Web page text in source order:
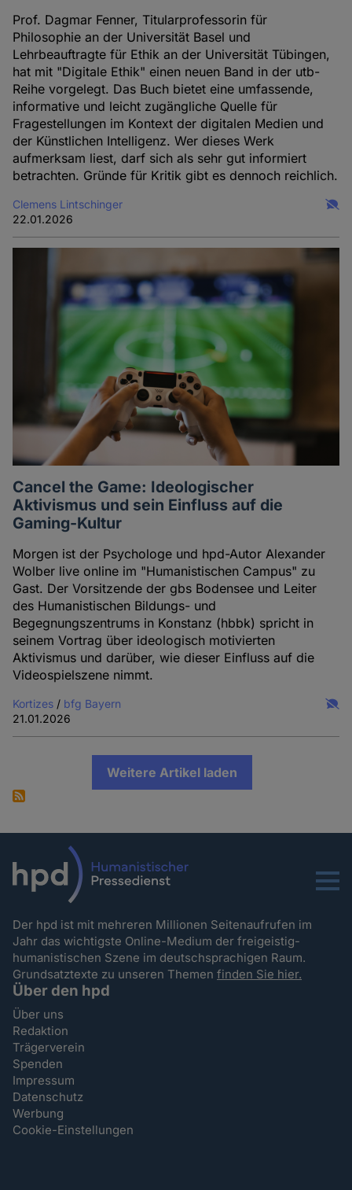
Prof. Dagmar Fenner, Titularprofessorin für
Philosophie an der Universität Basel und
Lehrbeauftragte für Ethik an der Universität Tübingen,
hat mit "Digitale Ethik" einen neuen Band in der utb-
Reihe vorgelegt. Das Buch bietet eine umfassende,
informative und leicht zugängliche Quelle für
Fragestellungen im Kontext der digitalen Medien und
der Künstlichen Intelligenz. Wer dieses Werk
aufmerksam liest, darf sich als sehr gut informiert
betrachten. Gründe für Kritik gibt es dennoch reichlich.
Clemens Lintschinger
22.01.2026
Cancel the Game: Ideologischer
Aktivismus und sein Einfluss auf die
Gaming-Kultur
Morgen ist der Psychologe und hpd-Autor Alexander
Wolber live online im "Humanistischen Campus" zu
Gast. Der Vorsitzende der gbs Bodensee und Leiter
des Humanistischen Bildungs- und
Begegnungszentrums in Konstanz (hbbk) spricht in
seinem Vortrag über ideologisch motivierten
Aktivismus und darüber, wie dieser Einfluss auf die
Videospielszene nimmt.
Kortizes / bfg Bayern
21.01.2026
Weitere Artikel laden
Menu
Der hpd ist mit mehreren Millionen Seitenaufrufen im
Jahr das wichtigste Online-Medium der freigeistig-
humanistischen Szene im deutschsprachigen Raum.
Grundsatztexte zu unseren Themenfinden Sie hier.
Über den hpd
Über uns
Redaktion
Trägerverein
Spenden
Impressum
Datenschutz
Werbung
Cookie-Einstellungen